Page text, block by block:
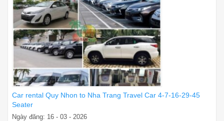
Car rental Quy Nhon to Nha Trang Travel Car 4-7-16-29-45
Seater
Ngày đăng: 16 - 03 - 2026